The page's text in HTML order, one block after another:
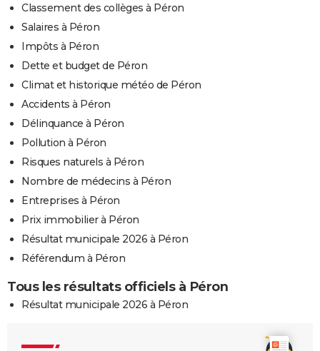
Classement des collèges à Péron
Salaires à Péron
Impôts à Péron
Dette et budget de Péron
Climat et historique météo de Péron
Accidents à Péron
Délinquance à Péron
Pollution à Péron
Risques naturels à Péron
Nombre de médecins à Péron
Entreprises à Péron
Prix immobilier à Péron
Résultat municipale 2026 à Péron
Référendum à Péron
Tous les résultats officiels à Péron
Résultat municipale 2026 à Péron